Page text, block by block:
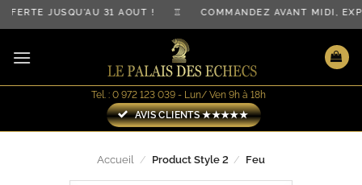
Passer
au
contenu
JUSQU'AU 31 AOÛT ! ♖ COMMANDEZ AVANT MIDI,
Tel. : 0 972 123 039 - Lun/ Ven 9h à 18h
AVIS CLIENTS ★★★★★
Accueil / Product Style 2 / Feu